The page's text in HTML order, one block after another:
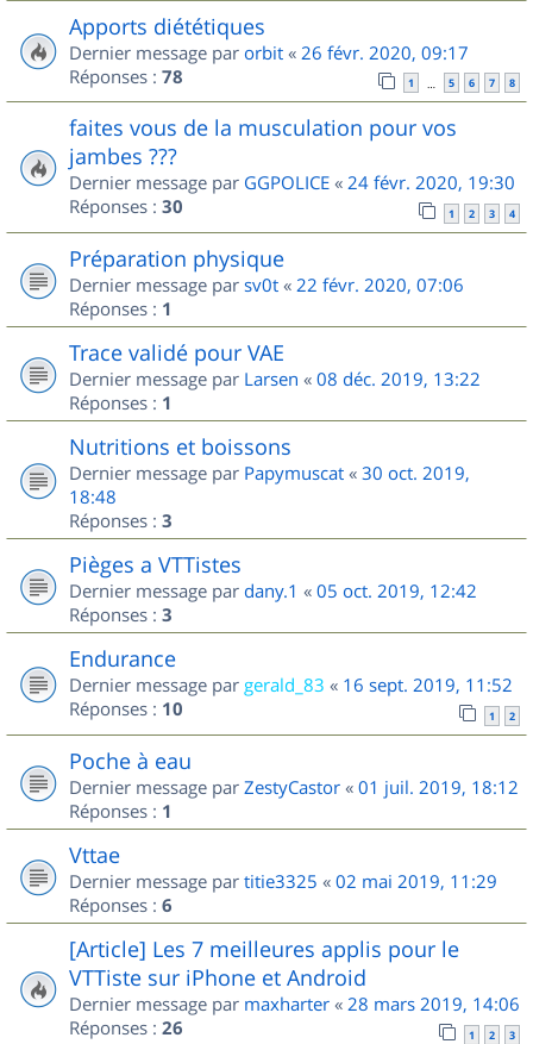
Apports diététiques
Dernier message par orbit « 26 févr. 2020, 09:17
Réponses : 78 1 … 5 6 7 8
faites vous de la musculation pour vos
jambes ???
Dernier message par GGPOLICE « 24 févr. 2020, 19:30
Réponses : 30 1 2 3 4
Préparation physique
Dernier message par sv0t « 22 févr. 2020, 07:06
Réponses : 1
Trace validé pour VAE
Dernier message par Larsen « 08 déc. 2019, 13:22
Réponses : 1
Nutritions et boissons
Dernier message par Papymuscat « 30 oct. 2019,
18:48
Réponses : 3
Pièges a VTTistes
Dernier message par dany.1 « 05 oct. 2019, 12:42
Réponses : 3
Endurance
Dernier message par gerald_83 « 16 sept. 2019, 11:52
Réponses : 10 1 2
Poche à eau
Dernier message par ZestyCastor « 01 juil. 2019, 18:12
Réponses : 1
Vttae
Dernier message par titie3325 « 02 mai 2019, 11:29
Réponses : 6
[Article] Les 7 meilleures applis pour le
VTTiste sur iPhone et Android
Dernier message par maxharter « 28 mars 2019, 14:06
Réponses : 26 1 2 3